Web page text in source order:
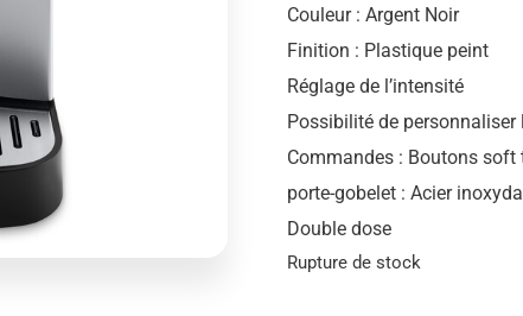
Couleur : Argent Noir
Finition : Plastique peint
Réglage de l’intensité
Possibilité de personnaliser
Commandes : Boutons
porte-gobelet : Acier
Double dose
Rupture de stock